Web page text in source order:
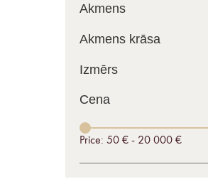
Akmens
Akmens krāsa
Izmērs
Cena
Price: 50 € - 20 000 €